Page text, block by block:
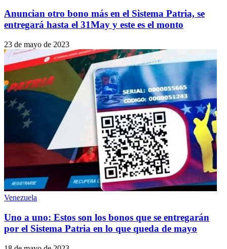
Anuncian otro bono más en el Sistema Patria, se
entregará hasta el 31May y este es el monto
23 de mayo de 2023
Venezuela
Uno a uno: Estos son los bonos que se entregarán
por el Sistema Patria en lo que queda de mayo